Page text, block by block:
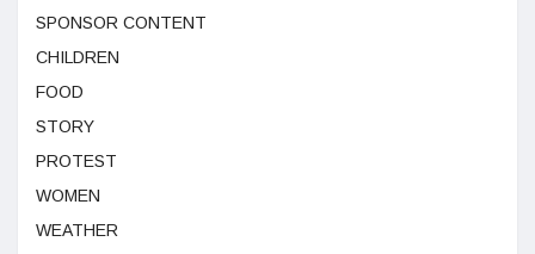
SPONSOR CONTENT
CHILDREN
FOOD
STORY
PROTEST
WOMEN
WEATHER